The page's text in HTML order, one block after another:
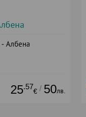
- Албена
25.57
€ / 50лв.